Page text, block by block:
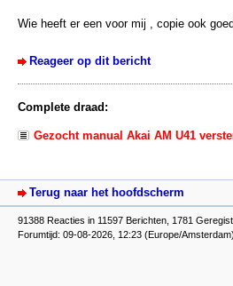
Wie heeft er een voor mij , copie ook goed.
Reageer op dit bericht
Complete draad:
Gezocht manual Akai AM U41
Terug naar het hoofdscherm
91388 Reacties in 11597 Berichten, 1781
Forumtijd: 09-08-2026, 12:23 (Europe/Amsterdam)